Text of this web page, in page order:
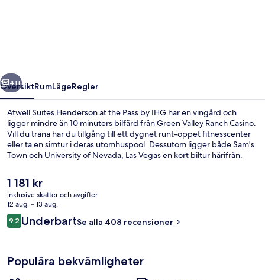
by
IHG
Nästa
41+
ÖversiktRumLägeRegler
Atwell Suites Henderson at the Pass by IHG har en vingård och
ligger mindre än 10 minuters bilfärd från Green Valley Ranch Casino.
Vill du träna har du tillgång till ett dygnet runt-öppet fitnesscenter
eller ta en simtur i deras utomhuspool. Dessutom ligger både Sam's
Town och University of Nevada, Las Vegas en kort biltur härifrån.
Det
nuvarande
priset
är
1 181 kr
1 181 kr
inklusive skatter och avgifter
12 aug. – 13 aug.
Recensioner
9,29,2 av 10,
UnderbartSe alla 408 recensioner
Populära bekvämligheter